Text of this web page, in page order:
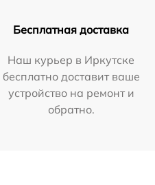
Бесплатная доставка
Наш курьер в Иркутске
бесплатно доставит ваше
устройство на ремонт и
обратно.